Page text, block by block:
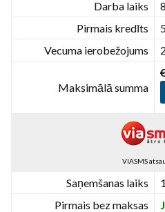
Darba laiks
Pirmais kredīts
Vecuma ierobežojums
Maksimālā summa
VIASMS
Saņemšanas laiks
Pirmais bez maksas